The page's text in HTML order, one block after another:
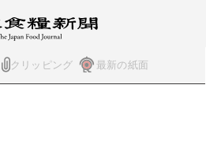
クリッピング 最新の紙面